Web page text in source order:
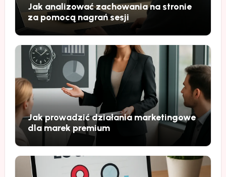
Jak analizować zachowania na stronie
za pomocą nagrań sesji
Jak prowadzić działania marketingowe
dla marek premium